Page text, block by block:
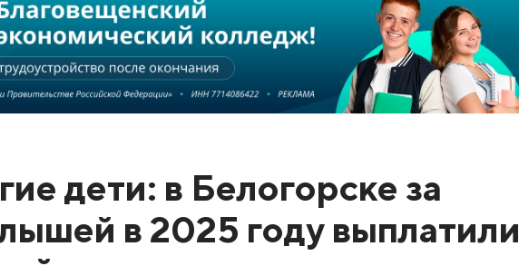
дети: в Белогорске за
в 2025 году выплатили